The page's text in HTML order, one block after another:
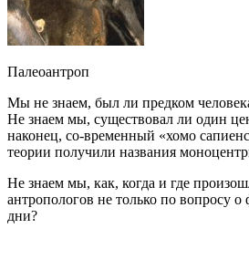
Палеоантроп
Мы не знаем, был ли предком
Не знаем мы, существовал ли один
наконец, со-временный «хомо
теории получили названия
Не знаем мы, как, когда и где
антропологов не только по вопросу
дни?